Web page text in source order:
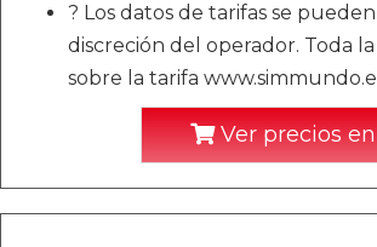
? Los datos de tarifas se
discreción del operador. Toda
sobre la tarifa
Ver precios